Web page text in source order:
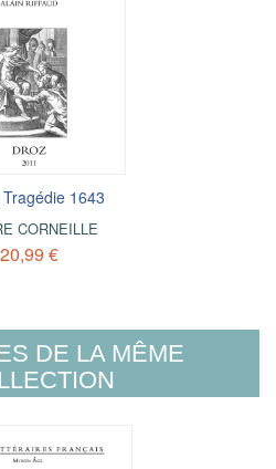
1643
CORNEILLE
20,99 €
DE LA MÊME